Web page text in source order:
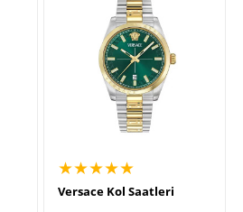
★★★★★
Versace Kol Saatleri